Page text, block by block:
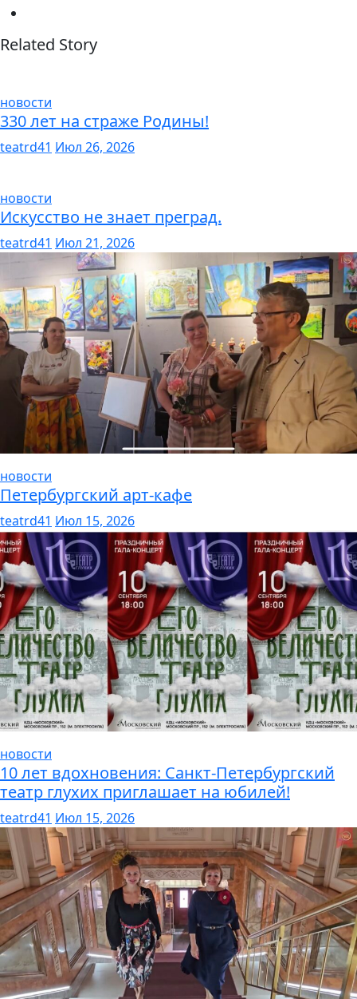
Related Story
новости
330 лет на страже Родины!
teatrd41 Июл 26, 2026
новости
Искусство не знает преград.
teatrd41 Июл 21, 2026
новости
Петербургский арт-кафе
teatrd41 Июл 15, 2026
новости
10 лет вдохновения: Санкт-Петербургский
театр глухих приглашает на юбилей!
teatrd41 Июл 15, 2026